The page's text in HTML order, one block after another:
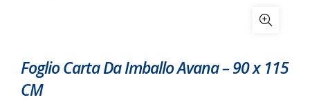
Foglio Carta Da Imballo Avana – 90 x 115
CM